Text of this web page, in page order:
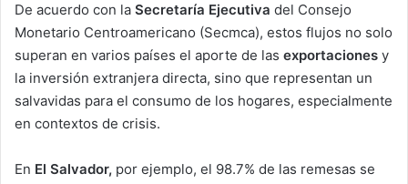
De acuerdo con la Secretaría Ejecutiva del Consejo
Monetario Centroamericano (Secmca), estos flujos no solo
superan en varios países el aporte de las exportaciones y
la inversión extranjera directa, sino que representan un
salvavidas para el consumo de los hogares, especialmente
en contextos de crisis.
En El Salvador, por ejemplo, el 98.7% de las remesas se